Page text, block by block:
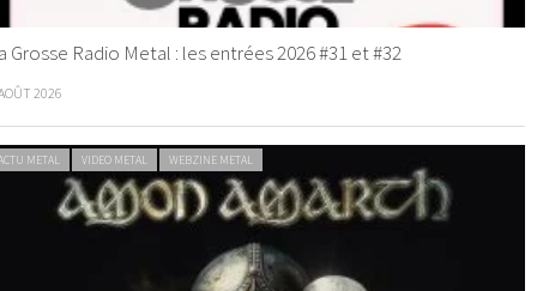
Grosse Radio Metal : les entrées 2026 #31 et #32
2026
METAL VIDEO METAL WEBZINE METAL